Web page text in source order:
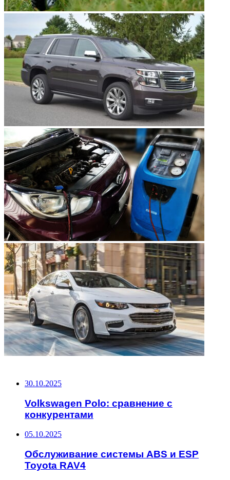
30.10.2025
Volkswagen Polo: сравнение с
конкурентами
05.10.2025
Обслуживание системы ABS и ESP
Toyota RAV4